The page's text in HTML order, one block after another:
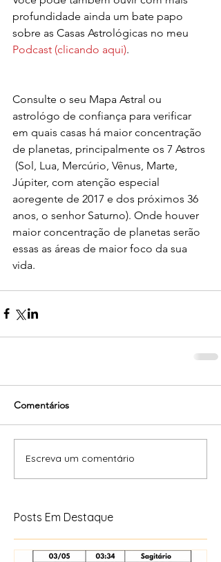
profundidade ainda um bate papo
sobre as Casas Astrológicas no meu
Podcast (clicando aqui).
Consulte o seu Mapa Astral ou
astrológo de confiança para verificar
em quais casas há maior concentração
de planetas, principalmente os 7 Astros
(Sol, Lua, Mercúrio, Vênus, Marte,
Júpiter, com atenção especial
aoregente de 2017 e dos próximos 36
anos, o senhor Saturno). Onde houver
maior concentração de planetas serão
essas as áreas de maior foco da sua
vida.
Comentários
Escreva um comentário
Posts Em Destaque